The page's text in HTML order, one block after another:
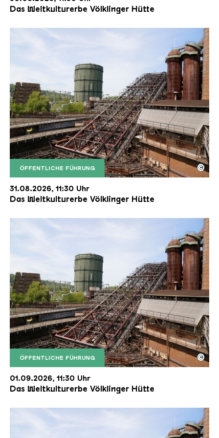
Das Weltkulturerbe Völklinger Hütte
ÖFFENTLICHE FÜHRUNG
Der Erzschrägaufzug der Völklinger Hütte mit
Copyright: Weltkulturerbe Völklinger Hütte | Karl
©
31.08.2026, 11:30 Uhr
Das Weltkulturerbe Völklinger Hütte
ÖFFENTLICHE FÜHRUNG
Der Erzschrägaufzug der Völklinger Hütte mit
Copyright: Weltkulturerbe Völklinger Hütte | Karl
©
01.09.2026, 11:30 Uhr
Das Weltkulturerbe Völklinger Hütte